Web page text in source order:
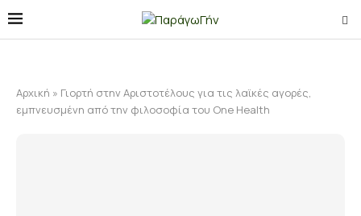
Αρχική » Γιορτή στην Αριστοτέλους για τις λαϊκές αγορές,
εμπνευσμένη από την φιλοσοφία του One Health